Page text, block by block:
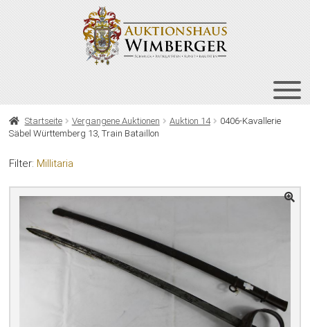
HOME
ÜBER UNS
Startseite Vergangene Auktionen Auktion 14
0406-Kavallerie
Säbel Württemberg 13, Train Bataillon
Filter: Millitaria